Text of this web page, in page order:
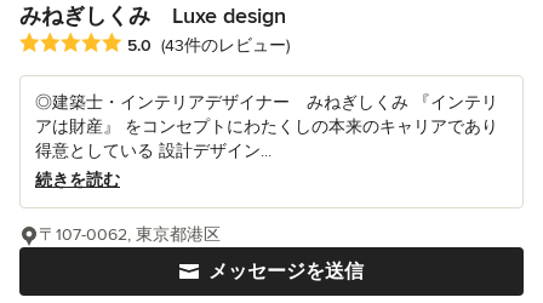
みねぎしくみ Luxe design
平均評価：5つ星中 星5
5.0 (43件のレビュー)
◎建築士・インテリアデザイナー みねぎしくみ 『インテリ
アは財産』 をコンセプトにわたくしの本来のキャリアであり
得意としている 設計デザイン...
続きを読む
メッセージを送信
〒107-0062, 東京都港区